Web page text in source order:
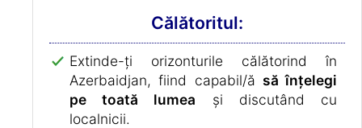
Călătoritul:
Extinde-ți orizonturile călătorind în
Azerbaidjan, fiind capabil/ă să înțelegi
pe toată lumea și discutând cu
localnicii.